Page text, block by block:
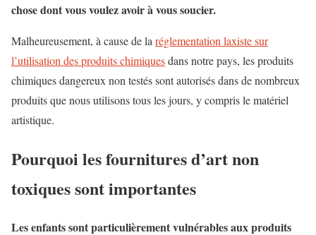
chose dont vous voulez avoir à vous soucier.
Malheureusement, à cause de la réglementation laxiste sur
l’utilisation des produits chimiquesdans notre pays, les produits
chimiques dangereux non testés sont autorisés dans de nombreux
produits que nous utilisons tous les jours, y compris le matériel
artistique.
Pourquoi les fournitures d’art non
toxiques sont importantes
Les enfants sont particulièrement vulnérables aux produits